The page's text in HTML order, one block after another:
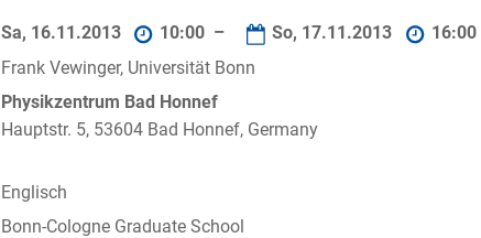
Sa, 16.11.2013 10:00 – So, 17.11.2013
16:00
Frank Vewinger, Universität Bonn
Physikzentrum Bad Honnef
Hauptstr. 5, 53604 Bad Honnef, Germany
Englisch
Bonn-Cologne Graduate School